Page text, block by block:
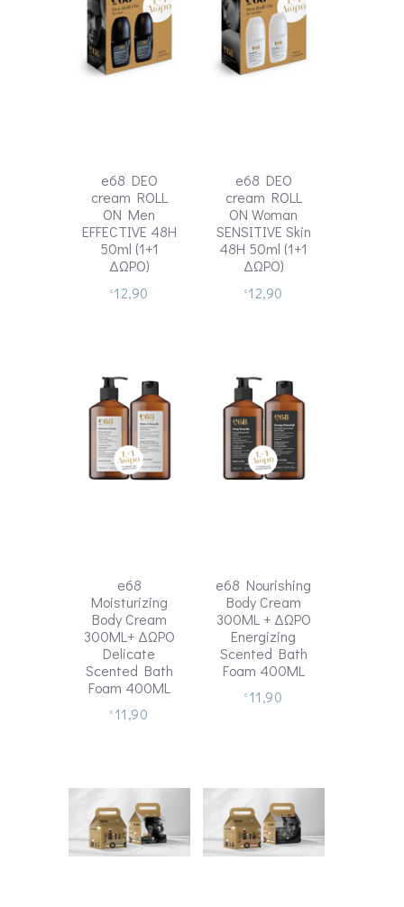
e68 DEO
cream ROLL
ON Men
EFFECTIVE 48H
50ml (1+1
ΔΩΡΟ)
€12,90
e68 DEO
cream ROLL
ON Woman
SENSITIVE Skin
48H 50ml (1+1
ΔΩΡΟ)
€12,90
e68
Moisturizing
Body Cream
300ML+ ΔΩΡΟ
Delicate
Scented Bath
Foam 400ML
€ 11,90
e68 Nourishing
Body Cream
300ML + ΔΩΡΟ
Energizing
Scented Bath
Foam 400ML
€ 11,90